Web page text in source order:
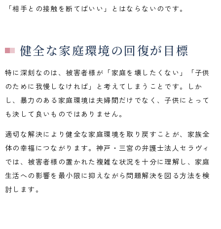
「相手との接触を断てばいい」とはならないのです。
健全な家庭環境の回復が目標
特に深刻なのは、被害者様が「家庭を壊したくない」「子供
のために我慢しなければ」と考えてしまうことです。しか
し、暴力のある家庭環境は夫婦間だけでなく、子供にとって
も決して良いものではありません。
適切な解決により健全な家庭環境を取り戻すことが、家族全
体の幸福につながります。神戸・三宮の弁護士法人セラヴィ
では、被害者様の置かれた複雑な状況を十分に理解し、家庭
生活への影響を最小限に抑えながら問題解決を図る方法を検
討します。